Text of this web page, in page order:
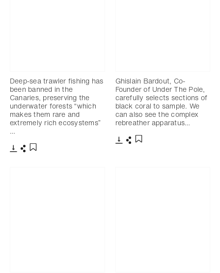
Deep-sea trawler fishing has
been banned in the
Canaries, preserving the
underwater forests “which
makes them rare and
extremely rich ecosystems”
…
Ghislain Bardout, Co-
Founder of Under The Pole,
carefully selects sections of
black coral to sample. We
can also see the complex
rebreather apparatus…